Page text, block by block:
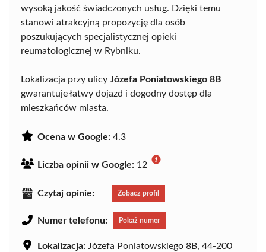
wysoką jakość świadczonych usług. Dzięki temu
stanowi atrakcyjną propozycję dla osób
poszukujących specjalistycznej opieki
reumatologicznej w Rybniku.
Lokalizacja przy ulicy Józefa Poniatowskiego 8B
gwarantuje łatwy dojazd i dogodny dostęp dla
mieszkańców miasta.
Ocena w Google: 4.3
Liczba opinii w Google: 12
Czytaj opinie: Zobacz profil
Numer telefonu: Pokaż numer
Lokalizacja: Józefa Poniatowskiego 8B, 44-200